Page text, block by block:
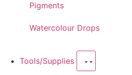
Pigments
Watercolour Drops
Tools/Supplies